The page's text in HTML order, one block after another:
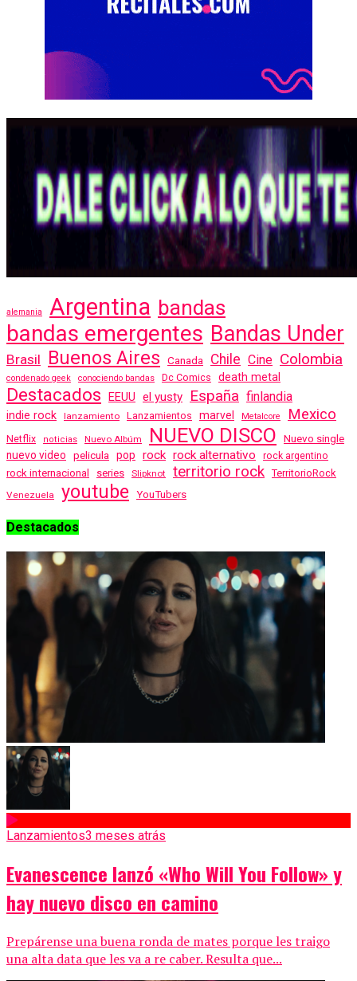
alemania Argentina bandas
bandas emergentes Bandas Under
Brasil Buenos Aires Canada Chile Cine Colombia
condenado geek conociendo bandas Dc Comics death metal
Destacados EEUU el yusty España finlandia
indie rock lanzamiento Lanzamientos marvel Metalcore Mexico
Netflix noticias Nuevo Albúm NUEVO DISCO
Nuevo single
nuevo video
pelicula pop rock rock alternativo rock argentino
rock internacional series Slipknot territorio rock TerritorioRock
Venezuela youtube YouTubers
Destacados
Lanzamientos3 meses atrás
Evanescence lanzó «Who Will You Follow» y
hay nuevo disco en camino
Prepárense una buena ronda de mates porque les traigo
una alta data que les va a re caber. Resulta que...